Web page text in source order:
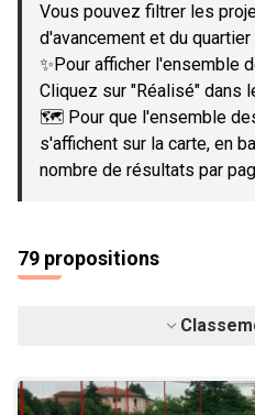
Vous pouvez filtrer les
d'avancement et du quartier
✨Pour afficher l'ensemble
Cliquez sur "Réalisé" dans
🗺️ Pour que l'ensemble
s'affichent sur la carte, en
nombre de résultats par
79 propositions